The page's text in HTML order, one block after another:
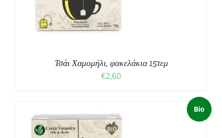
Τσάι Χαμομήλι, φακελάκια 15τεμ
€2,60
Bio